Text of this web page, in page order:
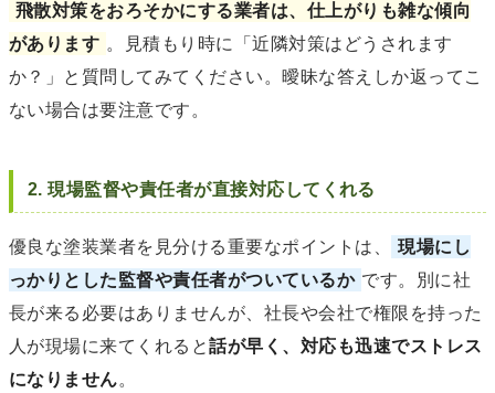
飛散対策をおろそかにする業者は、仕上がりも雑な傾向
があります 。見積もり時に「近隣対策はどうされます
か？」と質問してみてください。曖昧な答えしか返ってこ
ない場合は要注意です。
2. 現場監督や責任者が直接対応してくれる
優良な塗装業者を見分ける重要なポイントは、
現場にし
っかりとした監督や責任者がついているか です。別に社
長が来る必要はありませんが、社長や会社で権限を持った
人が現場に来てくれると話が早く、対応も迅速でストレス
になりません。